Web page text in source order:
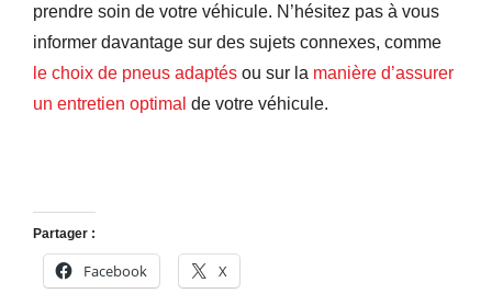
prendre soin de votre véhicule. N’hésitez pas à vous
informer davantage sur des sujets connexes, comme
le choix de pneus adaptés ou sur la manière d’assurer
un entretien optimal de votre véhicule.
Partager :
Facebook X